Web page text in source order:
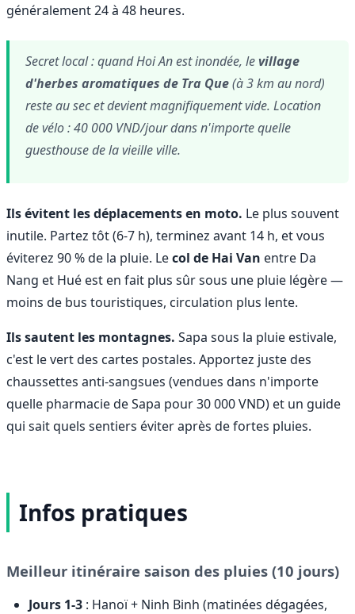
généralement 24 à 48 heures.
Secret local : quand Hoi An est inondée, levillage
d'herbes aromatiques de Tra Que(à 3 km au nord)
reste au sec et devient magnifiquement vide. Location
de vélo : 40 000 VND/jour dans n'importe quelle
guesthouse de la vieille ville.
Ils évitent les déplacements en moto. Le plus souvent
inutile. Partez tôt (6-7 h), terminez avant 14 h, et vous
éviterez 90 % de la pluie. Lecol de Hai Van entre Da
Nang et Hué est en fait plus sûr sous une pluie légère —
moins de bus touristiques, circulation plus lente.
Ils sautent les montagnes. Sapa sous la pluie estivale,
c'est le vert des cartes postales. Apportez juste des
chaussettes anti-sangsues (vendues dans n'importe
quelle pharmacie de Sapa pour 30 000 VND) et un guide
qui sait quels sentiers éviter après de fortes pluies.
Infos pratiques
Meilleur itinéraire saison des pluies (10 jours)
Jours 1-3 : Hanoï + Ninh Binh (matinées dégagées,